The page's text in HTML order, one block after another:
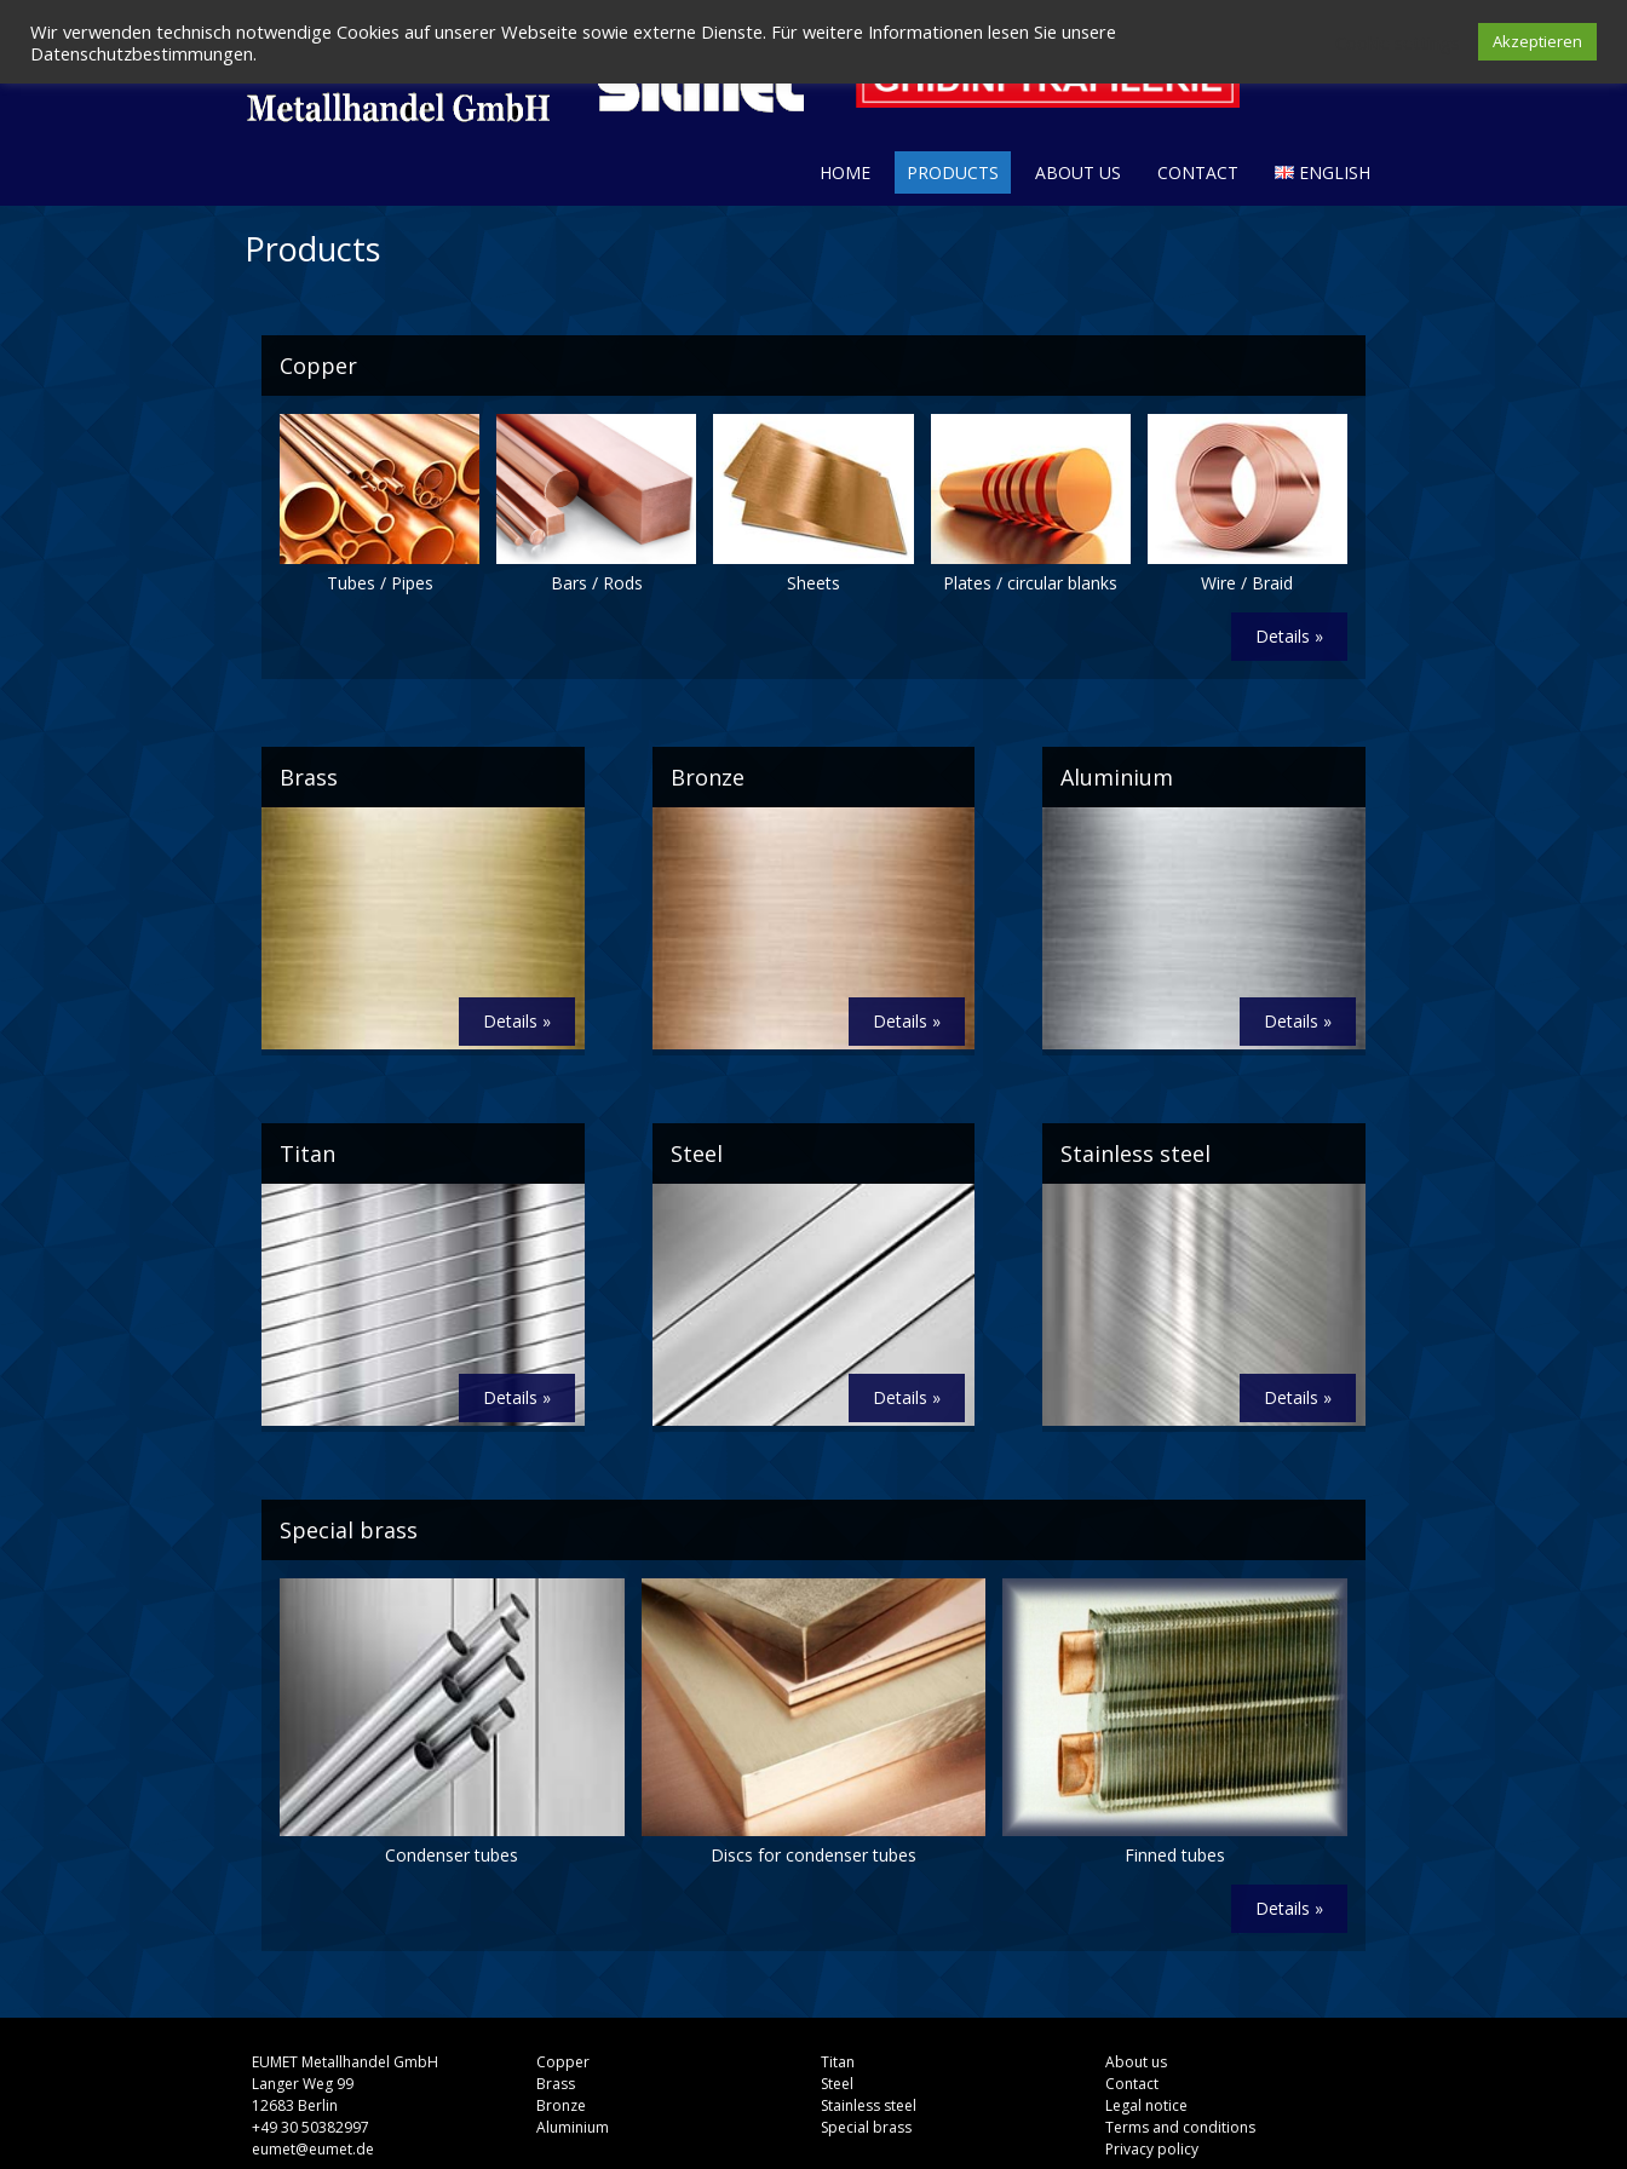
HOME PRODUCTS ABOUT US CONTACT ENGLISH
Products
Copper
Tubes / Pipes Bars / Rods Sheets Plates / circular blanks Wire / Braid
Details »
Brass
Details »
Bronze
Details »
Aluminium
Details »
Titan
Details »
Steel
Details »
Stainless steel
Details »
Special brass
Condenser tubes Discs for condenser tubes Finned tubes
Details »
EUMET Metallhandel GmbH
Langer Weg 99
12683 Berlin
+49 30 50382997
eumet@eumet.de
Copper
Brass
Bronze
Aluminium
Titan
Steel
Stainless steel
Special brass
About us
Contact
Legal notice
Terms and conditions
Privacy policy
Wir verwenden technisch notwendige Cookies auf unserer Webseite sowie externe Dienste. Für weitere Informationen lesen Sie unsere
Datenschutzbestimmungen.
Akzeptieren